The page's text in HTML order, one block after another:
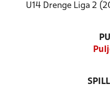
U14 Drenge Liga 2